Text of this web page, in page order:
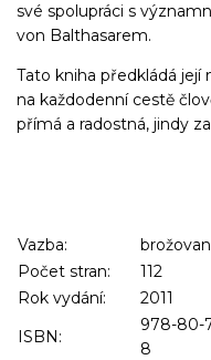
své spolupráci s
von Balthasarem.
Tato kniha předkládá
na každodenní cestě
přímá a radostná, jindy
Vazba:
Počet stran:
112
Rok vydání:
2011
ISBN:
978-80-
8